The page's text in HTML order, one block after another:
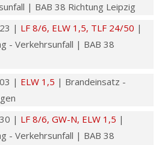
| BAB 38 Richtung Leipzig
| LF 8/6, ELW 1,5, TLF 24/50 |
- Verkehrsunfall | BAB 38
| ELW 1,5 | Brandeinsatz -
| LF 8/6, GW-N, ELW 1,5 |
- Verkehrsunfall | BAB 38